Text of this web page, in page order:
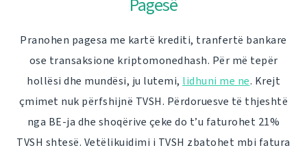
Pagesë
Pranohen pagesa me kartë krediti, tranfertë bankare
ose transaksione kriptomonedhash. Për më tepër
hollësi dhe mundësi, ju lutemi, lidhuni me ne. Krejt
çmimet nuk përfshijnë TVSH. Përdoruesve të thjeshtë
nga BE-ja dhe shoqërive çeke do t’u faturohet 21%
TVSH shtesë. Vetëlikuidimi i TVSH zbatohet mbi fatura